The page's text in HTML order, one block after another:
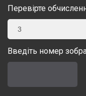
Перевірте
3
Введіть номер